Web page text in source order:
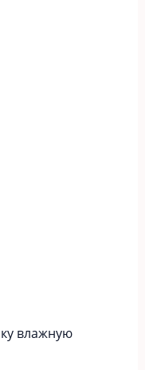
влажную